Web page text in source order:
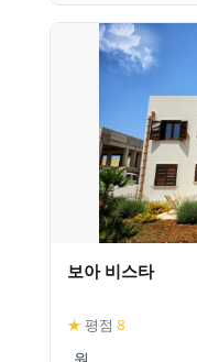
보아 비스타
★ 평점 8